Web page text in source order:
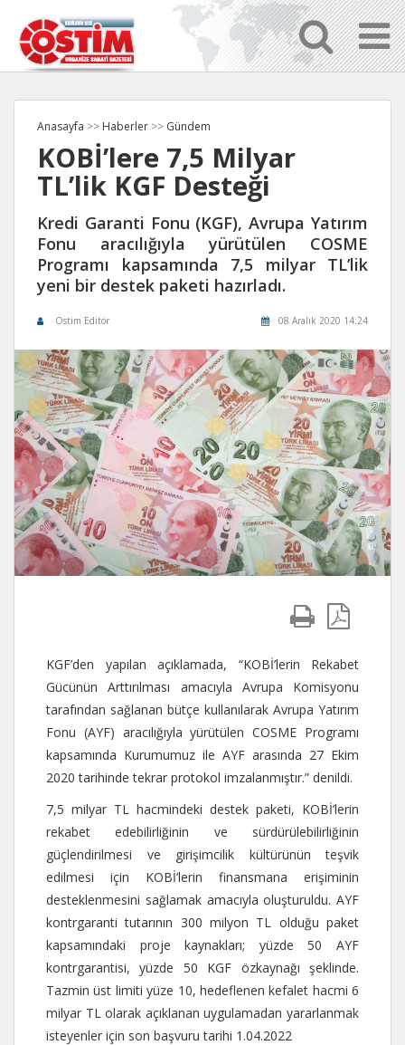
Anasayfa >> Haberler >> Gündem
KOBİ’lere 7,5 Milyar
TL’lik KGF Desteği
Kredi Garanti Fonu (KGF), Avrupa Yatırım
Fonu aracılığıyla yürütülen COSME
Programı kapsamında 7,5 milyar TL’lik
yeni bir destek paketi hazırladı.
Ostim Editör 08 Aralık 2020 14:24
KGF’den yapılan açıklamada, “KOBİ’lerin Rekabet
Gücünün Arttırılması amacıyla Avrupa Komisyonu
tarafından sağlanan bütçe kullanılarak Avrupa Yatırım
Fonu (AYF) aracılığıyla yürütülen COSME Programı
kapsamında Kurumumuz ile AYF arasında 27 Ekim
2020 tarihinde tekrar protokol imzalanmıştır.” denildi.
7,5 milyar TL hacmindeki destek paketi, KOBİ’lerin
rekabet edebilirliğinin ve sürdürülebilirliğinin
güçlendirilmesi ve girişimcilik kültürünün teşvik
edilmesi için KOBİ’lerin finansmana erişiminin
desteklenmesini sağlamak amacıyla oluşturuldu. AYF
kontrgaranti tutarının 300 milyon TL olduğu paket
kapsamındaki proje kaynakları; yüzde 50 AYF
kontrgarantisi, yüzde 50 KGF özkaynağı şeklinde.
Tazmin üst limiti yüze 10, hedeflenen kefalet hacmi 6
milyar TL olarak açıklanan uygulamadan yararlanmak
isteyenler için son başvuru tarihi 1.04.2022